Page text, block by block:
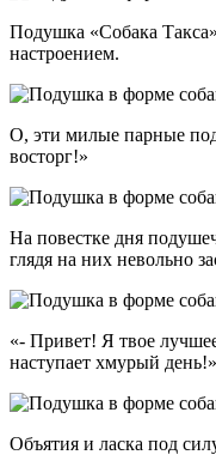
Подушка «Собака
настроением.
О, эти милые парные
восторг!»
На повестке дня
глядя на них невольно
«- Привет! Я твое
наступает хмурый день!»
Объятия и ласка под